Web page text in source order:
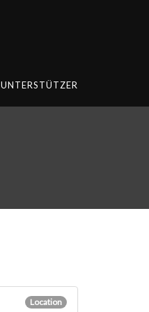
UNTERSTÜTZER
Location